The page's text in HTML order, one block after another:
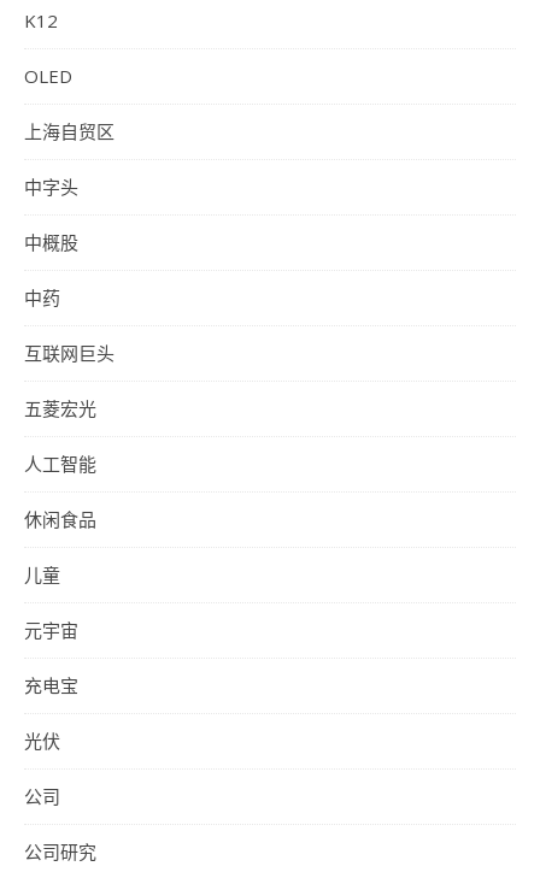
K12
OLED
上海自贸区
中字头
中概股
中药
互联网巨头
五菱宏光
人工智能
休闲食品
儿童
元宇宙
充电宝
光伏
公司
公司研究